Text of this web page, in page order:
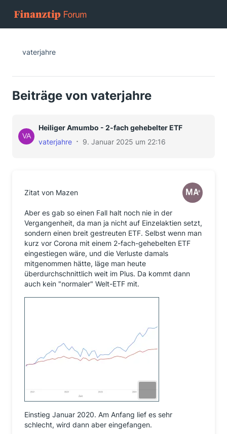
vaterjahre
Beiträge von vaterjahre
Heiliger Amumbo - 2-fach gehebelter ETF
vaterjahre
9. Januar 2025 um 22:16
Zitat von Mazen
Aber es gab so einen Fall halt noch nie in der
Vergangenheit, da man ja nicht auf Einzelaktien setzt,
sondern einen breit gestreuten ETF. Selbst wenn man
kurz vor Corona mit einem 2-fach-gehebelten ETF
eingestiegen wäre, und die Verluste damals
mitgenommen hätte, läge man heute
überdurchschnittlich weit im Plus. Da kommt dann
auch kein "normaler" Welt-ETF mit.
Einstieg Januar 2020. Am Anfang lief es sehr
schlecht, wird dann aber eingefangen.